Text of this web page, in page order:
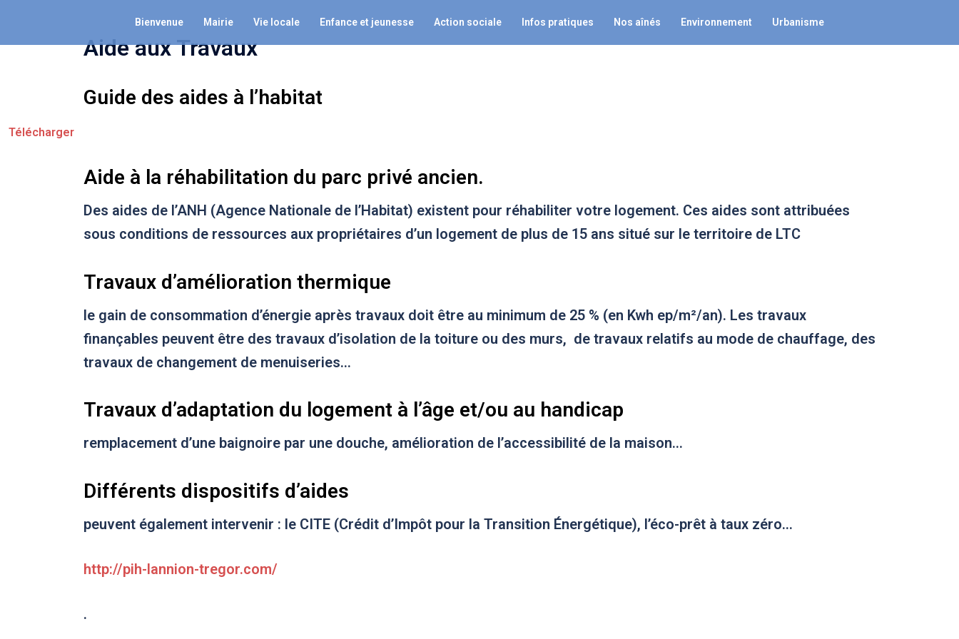
Bienvenue Mairie Vie locale Enfance et jeunesse Action sociale Infos pratiques Nos aînés Environnement Urbanisme
Aide aux Travaux
Guide des aides à l’habitat
Télécharger
Aide à la réhabilitation du parc privé ancien.
Des aides de l’ANH (Agence Nationale de l’Habitat) existent pour réhabiliter votre logement. Ces aides sont attribuées
sous conditions de ressources aux propriétaires d’un logement de plus de 15 ans situé sur le territoire de LTC
Travaux d’amélioration thermique
le gain de consommation d’énergie après travaux doit être au minimum de 25 % (en Kwh ep/m²/an). Les travaux
finançables peuvent être des travaux d’isolation de la toiture ou des murs, de travaux relatifs au mode de chauffage, des
travaux de changement de menuiseries…
Travaux d’adaptation du logement à l’âge et/ou au handicap
remplacement d’une baignoire par une douche, amélioration de l’accessibilité de la maison…
Différents dispositifs d’aides
peuvent également intervenir : le CITE (Crédit d’Impôt pour la Transition Énergétique), l’éco-prêt à taux zéro…
http://pih-lannion-tregor.com/
.